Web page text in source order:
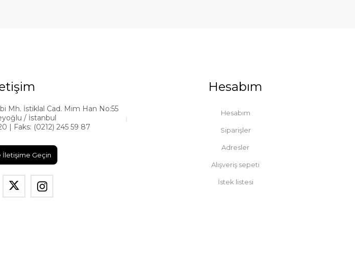
Mh. İstiklal Cad. Mim Han No:55
/ İstanbul
| Faks: (0212) 245 59 87
İletişime Geçin
Hesabım
Hesabım
Siparişler
Adresler
Alışveriş sepeti
İstek listesi